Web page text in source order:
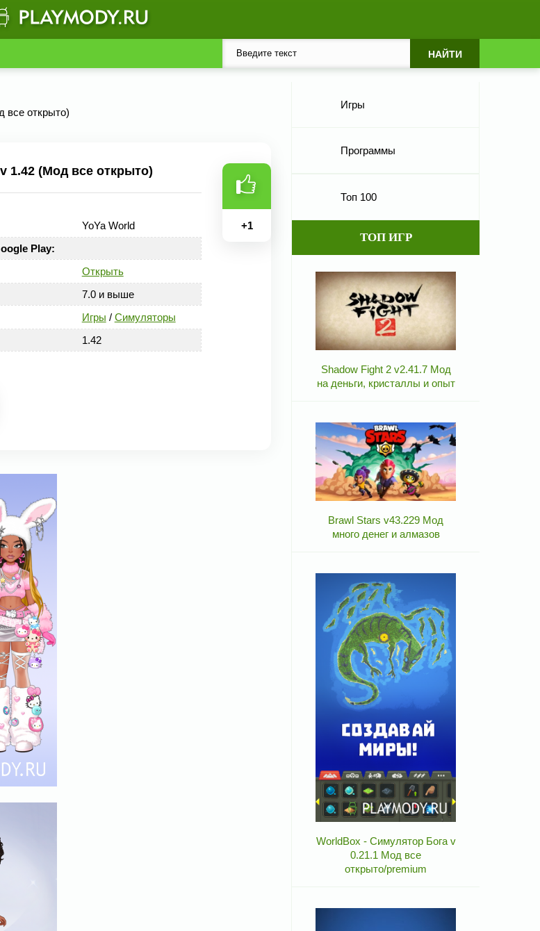
все открыто)
1.42 (Мод все открыто)
YoYa World
Play:
Открыть
7.0 и выше
Игры / Симуляторы
1.42
+1
Игры
Программы
Топ 100
ТОП ИГР
Shadow Fight 2 v2.41.7 Мод
на деньги, кристаллы и опыт
Brawl Stars v43.229 Мод
много денег и алмазов
WorldBox - Симулятор Бога v
0.21.1 Мод все
открыто/premium